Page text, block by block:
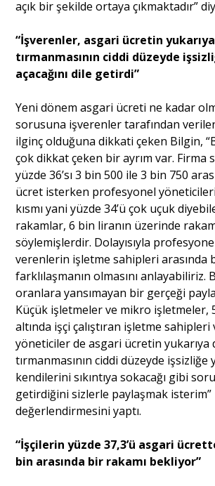
açık bir şekilde ortaya çıkmaktadır”
“İşverenler, asgari ücretin yukarıya
tırmanmasının ciddi düzeyde
açacağını dile getirdi”
Yeni dönem asgari ücreti ne kadar
sorusuna işverenler tarafından
ilginç olduğuna dikkati çeken Bilgin,
çok dikkat çeken bir ayrım var. Firma
yüzde 36’sı 3 bin 500 ile 3 bin 750
ücret isterken profesyonel
kısmı yani yüzde 34’ü çok uçuk
rakamlar, 6 bin liranın üzerinde
söylemişlerdir. Dolayısıyla
verenlerin işletme sahipleri arasında
farklılaşmanın olmasını anlayabiliriz.
oranlara yansımayan bir gerçeği
Küçük işletmeler ve mikro işletmeler,
altında işçi çalıştıran işletme
yöneticiler de asgari ücretin yukarıya
tırmanmasının ciddi düzeyde işsizliğe
kendilerini sıkıntıya sokacağı gibi
getirdiğini sizlerle paylaşmak isterim”
değerlendirmesini yaptı.
“İşçilerin yüzde 37,3’ü asgari
bin arasında bir rakamı bekliyor”